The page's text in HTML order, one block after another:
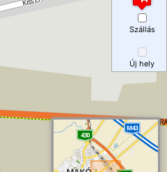
Szállás
Új hely